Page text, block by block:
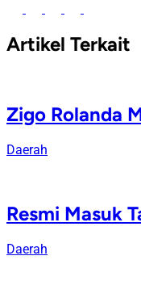
Artikel Terkait
Zigo Rolanda
Daerah
Resmi Masuk
Daerah